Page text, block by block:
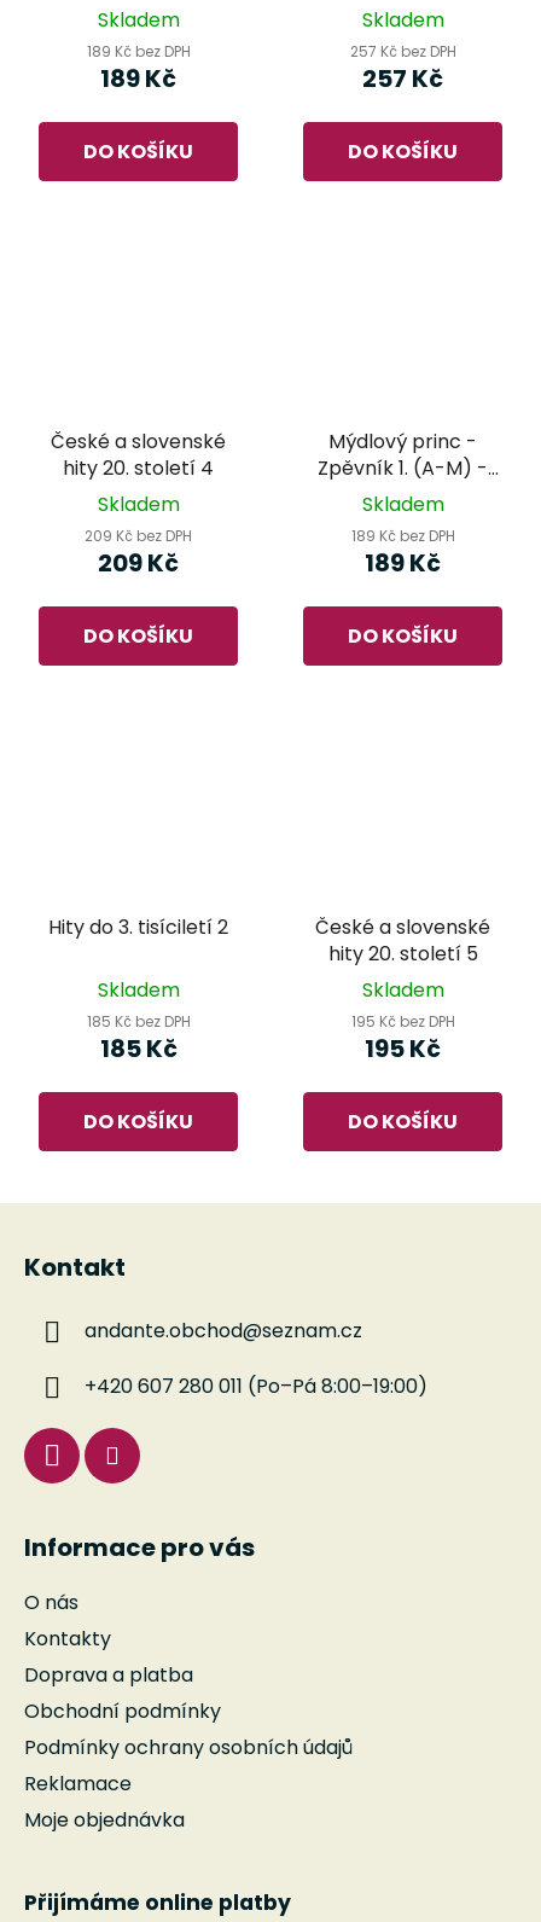
Skladem
189 Kč bez DPH
189 Kč
DO KOŠÍKU
Skladem
257 Kč bez DPH
257 Kč
DO KOŠÍKU
České a slovenské
hity 20. století 4
Skladem
209 Kč bez DPH
209 Kč
DO KOŠÍKU
Mýdlový princ -
Zpěvník 1. (A-M) -
Václav Neckář
Skladem
189 Kč bez DPH
189 Kč
DO KOŠÍKU
Hity do 3. tisíciletí 2
Skladem
185 Kč bez DPH
185 Kč
DO KOŠÍKU
České a slovenské
hity 20. století 5
Skladem
195 Kč bez DPH
195 Kč
DO KOŠÍKU
Z
Kontakt
andante.obchod@seznam.cz
+420 607 280 011 (Po–Pá 8:00–19:00)
Informace pro vás
O nás
Kontakty
Doprava a platba
Obchodní podmínky
Podmínky ochrany osobních údajů
Reklamace
Moje objednávka
Přijímáme online platby